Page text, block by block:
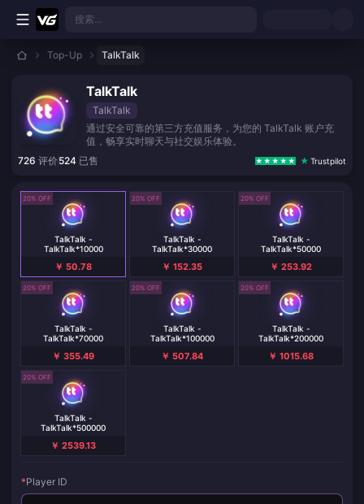
跳转至主要内容
搜索...
Top-Up TalkTalk
TalkTalk
TalkTalk
通过安全可靠的第三方充值服务，为您的 TalkTalk 账户充
值，畅享实时聊天与社交娱乐体验。
726 评价 524 已售 Trustpilot
20% OFF
TalkTalk -
TalkTalk*10000
￥ 50.78
20% OFF
TalkTalk -
TalkTalk*30000
￥ 152.35
20% OFF
TalkTalk -
TalkTalk*50000
￥ 253.92
20% OFF
TalkTalk -
TalkTalk*70000
￥ 355.49
20% OFF
TalkTalk -
TalkTalk*100000
￥ 507.84
20% OFF
TalkTalk -
TalkTalk*200000
￥ 1015.68
20% OFF
TalkTalk -
TalkTalk*500000
￥ 2539.13
*Player ID